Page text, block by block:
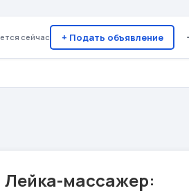
сейчас + Подать объявление
Лейка-массажер: